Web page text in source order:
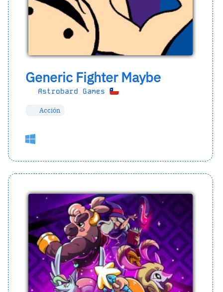
Generic Fighter Maybe
Astrobard Games
Acción